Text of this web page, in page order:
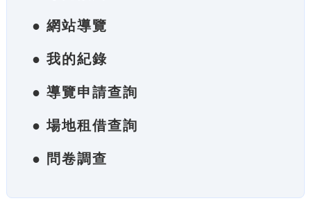
● 網站導覽
● 我的紀錄
● 導覽申請查詢
● 場地租借查詢
● 問卷調查